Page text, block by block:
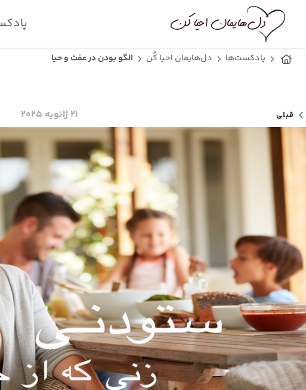
پادکست‌ها دل‌هایمان احیا کُن الگو بودن در عفت و حیا
قبلی ۲۱ ژانویه ۲۰۲۵